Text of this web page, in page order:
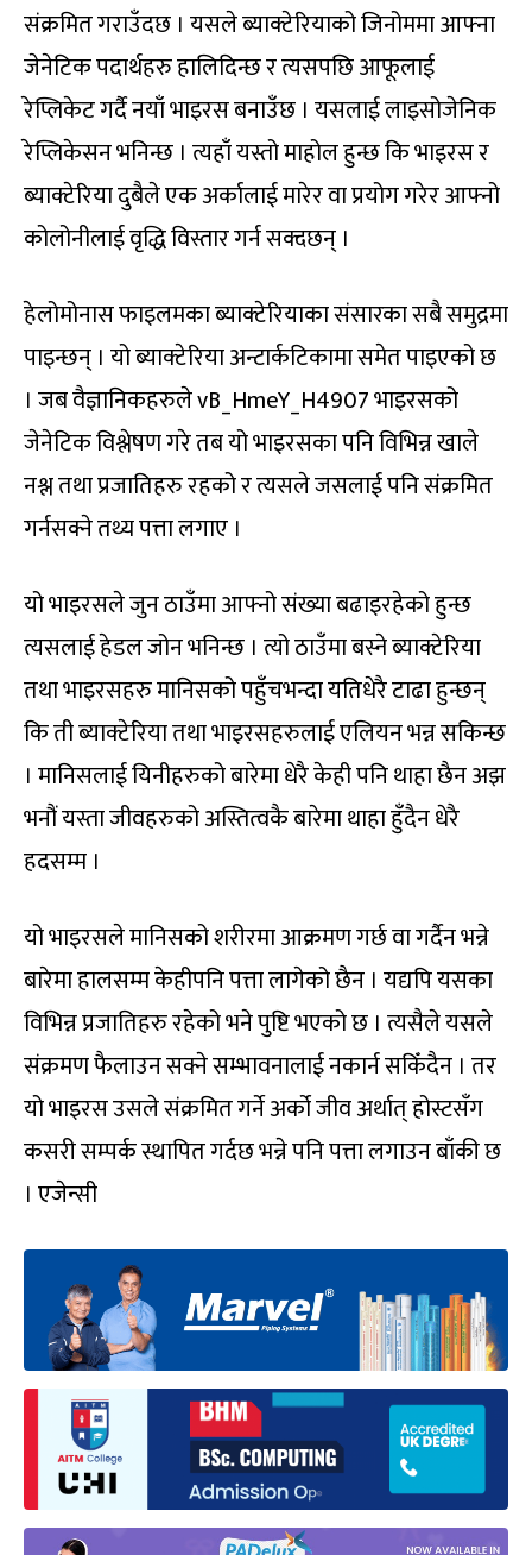
संक्रमित गराउँदछ । यसले ब्याक्टेरियाको जिनोममा आफ्ना
जेनेटिक पदार्थहरु हालिदिन्छ र त्यसपछि आफूलाई
रेप्लिकेट गर्दै नयाँ भाइरस बनाउँछ । यसलाई लाइसोजेनिक
रेप्लिकेसन भनिन्छ । त्यहाँ यस्तो माहोल हुन्छ कि भाइरस र
ब्याक्टेरिया दुबैले एक अर्कालाई मारेर वा प्रयोग गरेर आफ्नो
कोलोनीलाई वृद्धि विस्तार गर्न सक्दछन् ।
हेलोमोनास फाइलमका ब्याक्टेरियाका संसारका सबै समुद्रमा
पाइन्छन् । यो ब्याक्टेरिया अन्टार्कटिकामा समेत पाइएको छ
। जब वैज्ञानिकहरुले vB_HmeY_H4907 भाइरसको
जेनेटिक विश्लेषण गरे तब यो भाइरसका पनि विभिन्न खाले
नश्ल तथा प्रजातिहरु रहको र त्यसले जसलाई पनि संक्रमित
गर्नसक्ने तथ्य पत्ता लगाए ।
यो भाइरसले जुन ठाउँमा आफ्नो संख्या बढाइरहेको हुन्छ
त्यसलाई हेडल जोन भनिन्छ । त्यो ठाउँमा बस्ने ब्याक्टेरिया
तथा भाइरसहरु मानिसको पहुँचभन्दा यतिधेरै टाढा हुन्छन्
कि ती ब्याक्टेरिया तथा भाइरसहरुलाई एलियन भन्न सकिन्छ
। मानिसलाई यिनीहरुको बारेमा धेरै केही पनि थाहा छैन अझ
भनौं यस्ता जीवहरुको अस्तित्वकै बारेमा थाहा हुँदैन धेरै
हदसम्म ।
यो भाइरसले मानिसको शरीरमा आक्रमण गर्छ वा गर्दैन भन्ने
बारेमा हालसम्म केहीपनि पत्ता लागेको छैन । यद्यपि यसका
विभिन्न प्रजातिहरु रहेको भने पुष्टि भएको छ । त्यसैले यसले
संक्रमण फैलाउन सक्ने सम्भावनालाई नकार्न सकिँदैन । तर
यो भाइरस उसले संक्रमित गर्ने अर्को जीव अर्थात् होस्टसँग
कसरी सम्पर्क स्थापित गर्दछ भन्ने पनि पत्ता लगाउन बाँकी छ
। एजेन्सी